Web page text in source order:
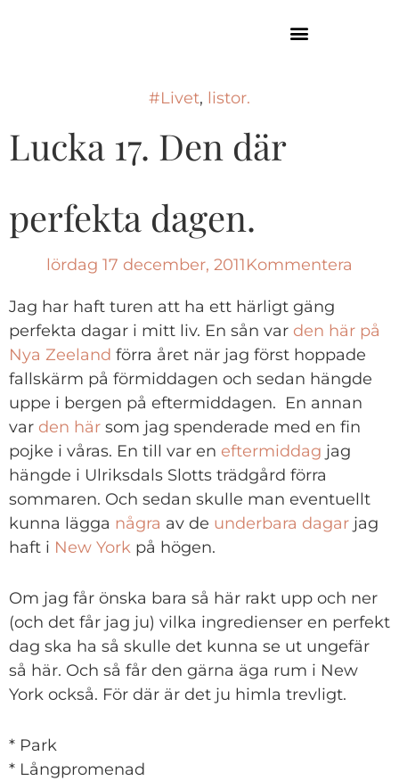
#Livet, listor.
Lucka 17. Den där
perfekta dagen.
lördag 17 december, 2011Kommentera
Jag har haft turen att ha ett härligt gäng
perfekta dagar i mitt liv. En sån var den här på
Nya Zeeland förra året när jag först hoppade
fallskärm på förmiddagen och sedan hängde
uppe i bergen på eftermiddagen. En annan
var den här som jag spenderade med en fin
pojke i våras. En till var en eftermiddag jag
hängde i Ulriksdals Slotts trädgård förra
sommaren. Och sedan skulle man eventuellt
kunna lägga några av de underbara dagar jag
haft i New York på högen.
Om jag får önska bara så här rakt upp och ner
(och det får jag ju) vilka ingredienser en perfekt
dag ska ha så skulle det kunna se ut ungefär
så här. Och så får den gärna äga rum i New
York också. För där är det ju himla trevligt.
* Park
* Långpromenad